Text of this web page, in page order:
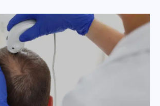
gelesen und akzeptiere sie.
für kommerzielle